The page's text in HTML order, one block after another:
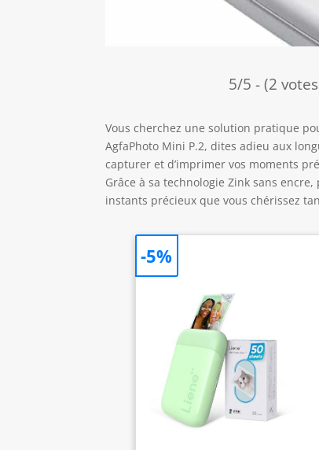
5/5 - (2
Vous cherchez une solution pratique
AgfaPhoto Mini P.2, dites adieu aux
capturer et d’imprimer vos moments
Grâce à sa technologie Zink sans
instants précieux que vous chérissez
-5%